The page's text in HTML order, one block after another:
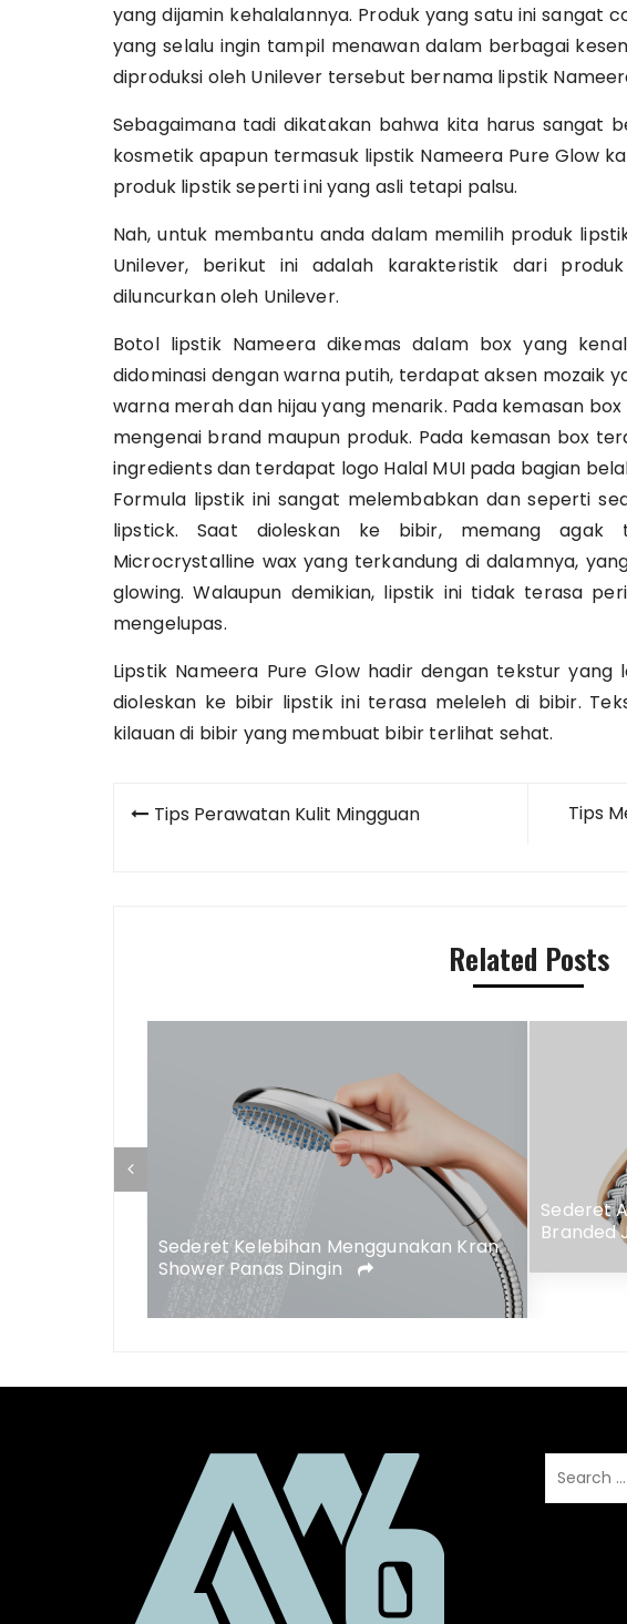
yang dijamin kehalalannya. Produk yang satu ini sangat
yang selalu ingin tampil menawan dalam berbagai
diproduksi oleh Unilever tersebut bernama lipstik
Sebagaimana tadi dikatakan bahwa kita harus sangat
kosmetik apapun termasuk lipstik Nameera Pure Glow
produk lipstik seperti ini yang asli tetapi palsu.
Nah, untuk membantu anda dalam memilih produk
Unilever, berikut ini adalah karakteristik dari
diluncurkan oleh Unilever.
Botol lipstik Nameera dikemas dalam box yang
didominasi dengan warna putih, terdapat aksen mozaik
warna merah dan hijau yang menarik. Pada kemasan
mengenai brand maupun produk. Pada kemasan box
ingredients dan terdapat logo Halal MUI pada bagian
Formula lipstik ini sangat melembabkan dan seperti
lipstick. Saat dioleskan ke bibir, memang agak
Microcrystalline wax yang terkandung di dalamnya,
glowing. Walaupun demikian, lipstik ini tidak terasa
mengelupas.
Lipstik Nameera Pure Glow hadir dengan tekstur
dioleskan ke bibir lipstik ini terasa meleleh di bibir.
kilauan di bibir yang membuat bibir terlihat sehat.
PostTips Perawatan Kulit Mingguan
Tips
Related Posts
Sederet Kelebihan Menggunakan Kran
Shower Panas Dingin
Sederet
Branded